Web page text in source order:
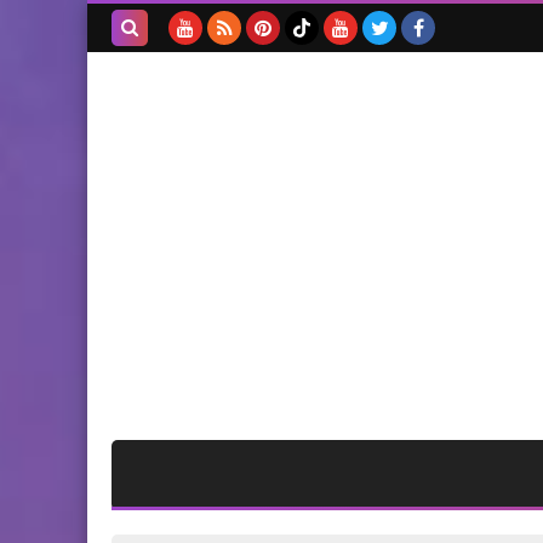
التابع لمنظمة التحرير
الفلسطينية*
أخبار ‏البص
في بيروت… مخاوف من عملية